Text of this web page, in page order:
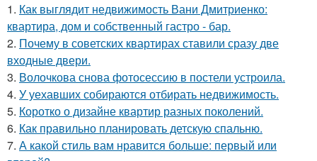
1. Как выглядит недвижимость Вани Дмитриенко:
квартира, дом и собственный гастро - бар.
2. Почему в советских квартирах ставили сразу две
входные двери.
3. Волочкова снова фотосессию в постели устроила.
4. У уехавших собираются отбирать недвижимость.
5. Коротко о дизайне квартир разных поколений.
6. Как правильно планировать детскую спальню.
7. А какой стиль вам нравится больше: первый или